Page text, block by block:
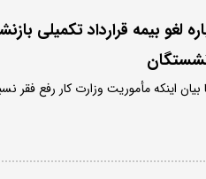
لغو بیمه قرارداد تکمیلی
بیان اینکه مأموریت وزارت کار رفع